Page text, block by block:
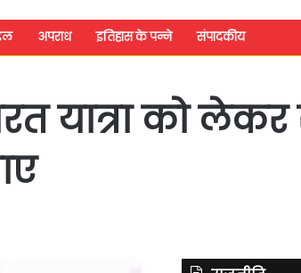
अपराध इतिहास के पन्ने संपादकीय
यात्रा को